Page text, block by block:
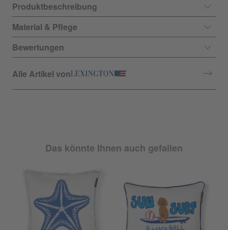
Produktbeschreibung
Material & Pflege
Bewertungen
Alle Artikel von
Das könnte Ihnen auch gefallen